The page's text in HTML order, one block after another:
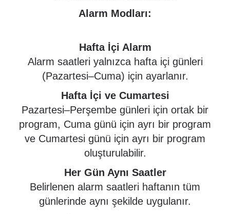
Alarm Modları:
Hafta İçi Alarm
Alarm saatleri yalnızca hafta içi günleri
(Pazartesi–Cuma) için ayarlanır.
Hafta İçi ve Cumartesi
Pazartesi–Perşembe günleri için ortak bir
program, Cuma günü için ayrı bir program
ve Cumartesi günü için ayrı bir program
oluşturulabilir.
Her Gün Aynı Saatler
Belirlenen alarm saatleri haftanın tüm
günlerinde aynı şekilde uygulanır.